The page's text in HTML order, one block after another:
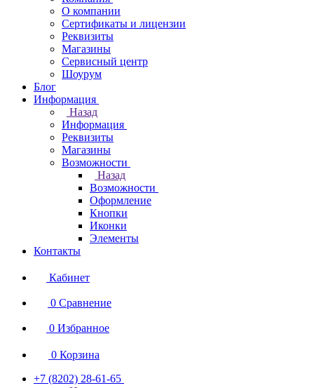
О компании
Сертификаты и лицензии
Реквизиты
Магазины
Сервисный центр
Шоурум
Блог
Информация
Назад
Информация
Реквизиты
Магазины
Возможности
Назад
Возможности
Оформление
Кнопки
Иконки
Элементы
Контакты
Кабинет
0 Сравнение
0 Избранное
0 Корзина
+7 (8202) 28‑61-65